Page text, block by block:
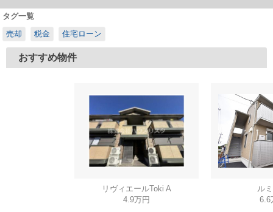
タグ一覧
売却
税金 住宅ローン
おすすめ物件
リヴィエールToki A
4.9万円
ル
6.6